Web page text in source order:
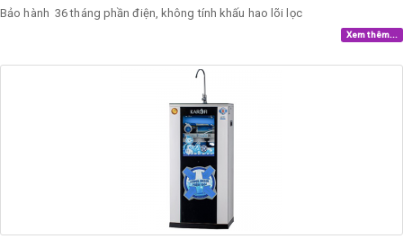
Bảo hành 36 tháng phần điện, không tính khấu hao lõi lọc
Xem thêm...